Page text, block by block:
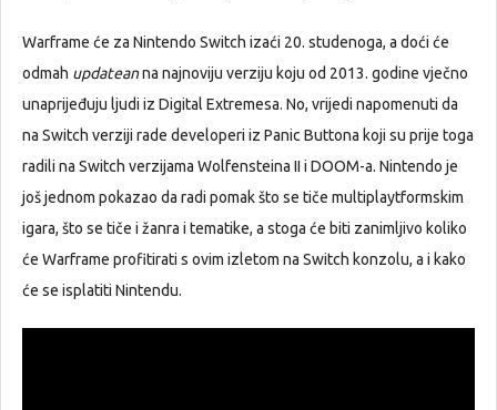
Warframe će za Nintendo Switch izaći 20. studenoga, a doći će
odmah updateanna najnoviju verziju koju od 2013. godine vječno
unaprijeđuju ljudi iz Digital Extremesa. No, vrijedi napomenuti da
na Switch verziji rade developeri iz Panic Buttona koji su prije toga
radili na Switch verzijama Wolfensteina II i DOOM-a. Nintendo je
još jednom pokazao da radi pomak što se tiče multiplaytformskim
igara, što se tiče i žanra i tematike, a stoga će biti zanimljivo koliko
će Warframe profitirati s ovim izletom na Switch konzolu, a i kako
će se isplatiti Nintendu.